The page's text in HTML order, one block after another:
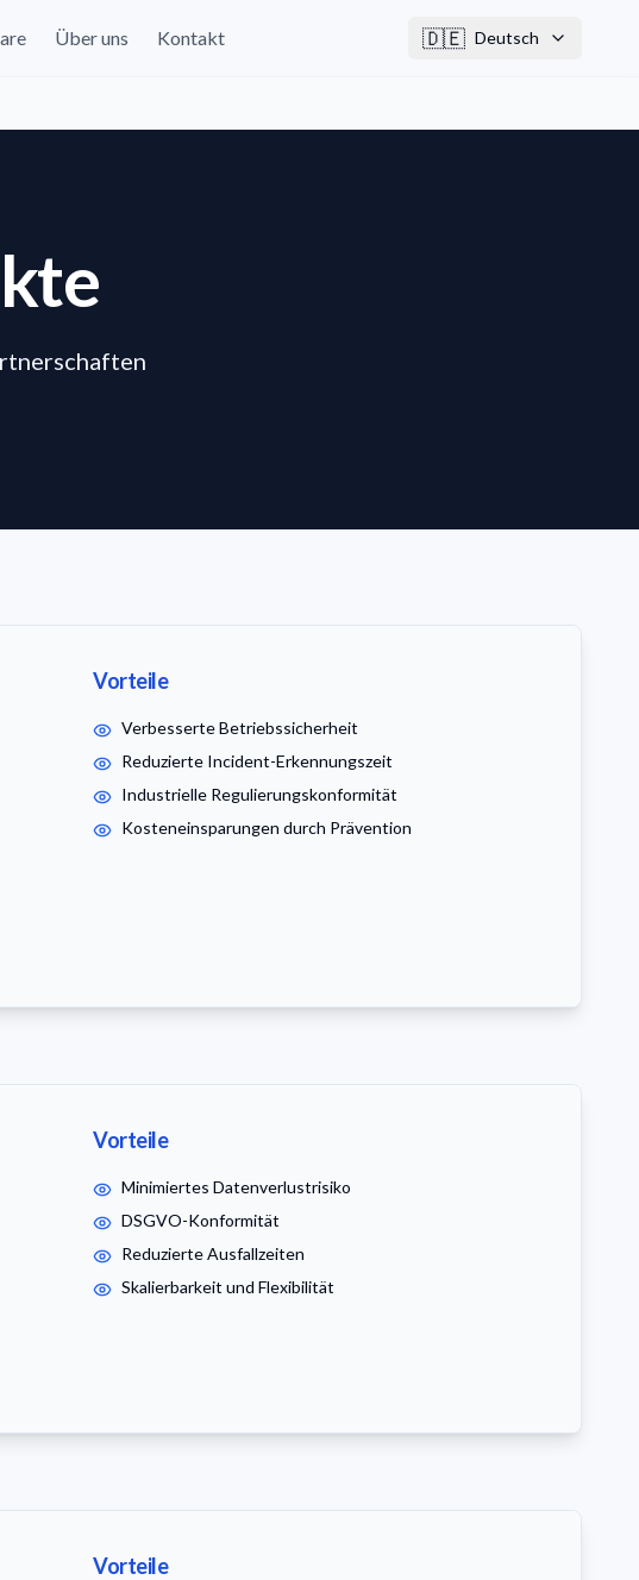
Über uns Kontakt 🇩🇪 Deutsch
Vorteile
Verbesserte Betriebssicherheit
Reduzierte Incident-Erkennungszeit
Industrielle Regulierungskonformität
Kosteneinsparungen durch Prävention
Vorteile
Minimiertes Datenverlustrisiko
DSGVO-Konformität
Reduzierte Ausfallzeiten
Skalierbarkeit und Flexibilität
Vorteile